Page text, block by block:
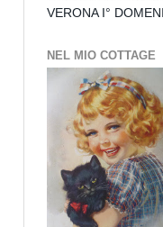
VERONA I°
NEL MIO COTTAGE